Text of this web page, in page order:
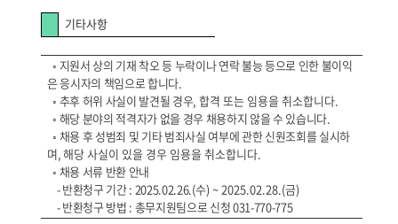
기타사항
◦ 지원서 상의 기재 착오 등 누락이나 연락 불능 등으로 인한 불이익
은 응시자의 책임으로 합니다.
◦ 추후 허위 사실이 발견될 경우, 합격 또는 임용을 취소합니다.
◦ 해당 분야의 적격자가 없을 경우 채용하지 않을 수 있습니다.
◦ 채용 후 성범죄 및 기타 범죄사실 여부에 관한 신원조회를 실시하
며,해당 사실이 있을 경우 임용을 취소합니다.
◦ 채용 서류 반환 안내
-반환청구 기간 : 2025.02.26.(수) ~ 2025.02.28.(금)
-반환청구 방법 : 총무지원팀으로 신청 031-770-775